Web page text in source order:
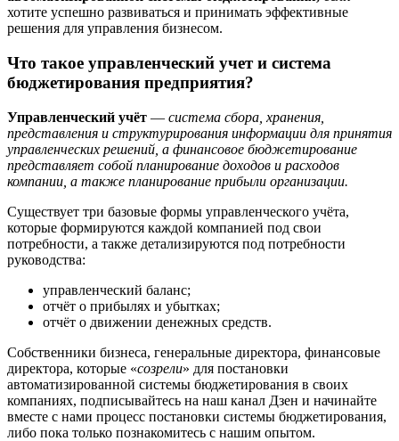
хотите успешно развиваться и принимать эффективные
решения для управления бизнесом.
Что такое управленческий учет и система
бюджетирования предприятия?
Управленческий учёт — система сбора, хранения,
представления и структурирования информации для принятия
управленческих решений, а финансовое бюджетирование
представляет собой планирование доходов и расходов
компании, а также планирование прибыли организации.
Существует три базовые формы управленческого учёта,
которые формируются каждой компанией под свои
потребности, а также детализируются под потребности
руководства:
управленческий баланс;
отчёт о прибылях и убытках;
отчёт о движении денежных средств.
Собственники бизнеса, генеральные директора, финансовые
директора, которые «созрели» для постановки
автоматизированной системы бюджетирования в своих
компаниях, подписывайтесь на наш канал Дзен и начинайте
вместе с нами процесс постановки системы бюджетирования,
либо пока только познакомитесь с нашим опытом.